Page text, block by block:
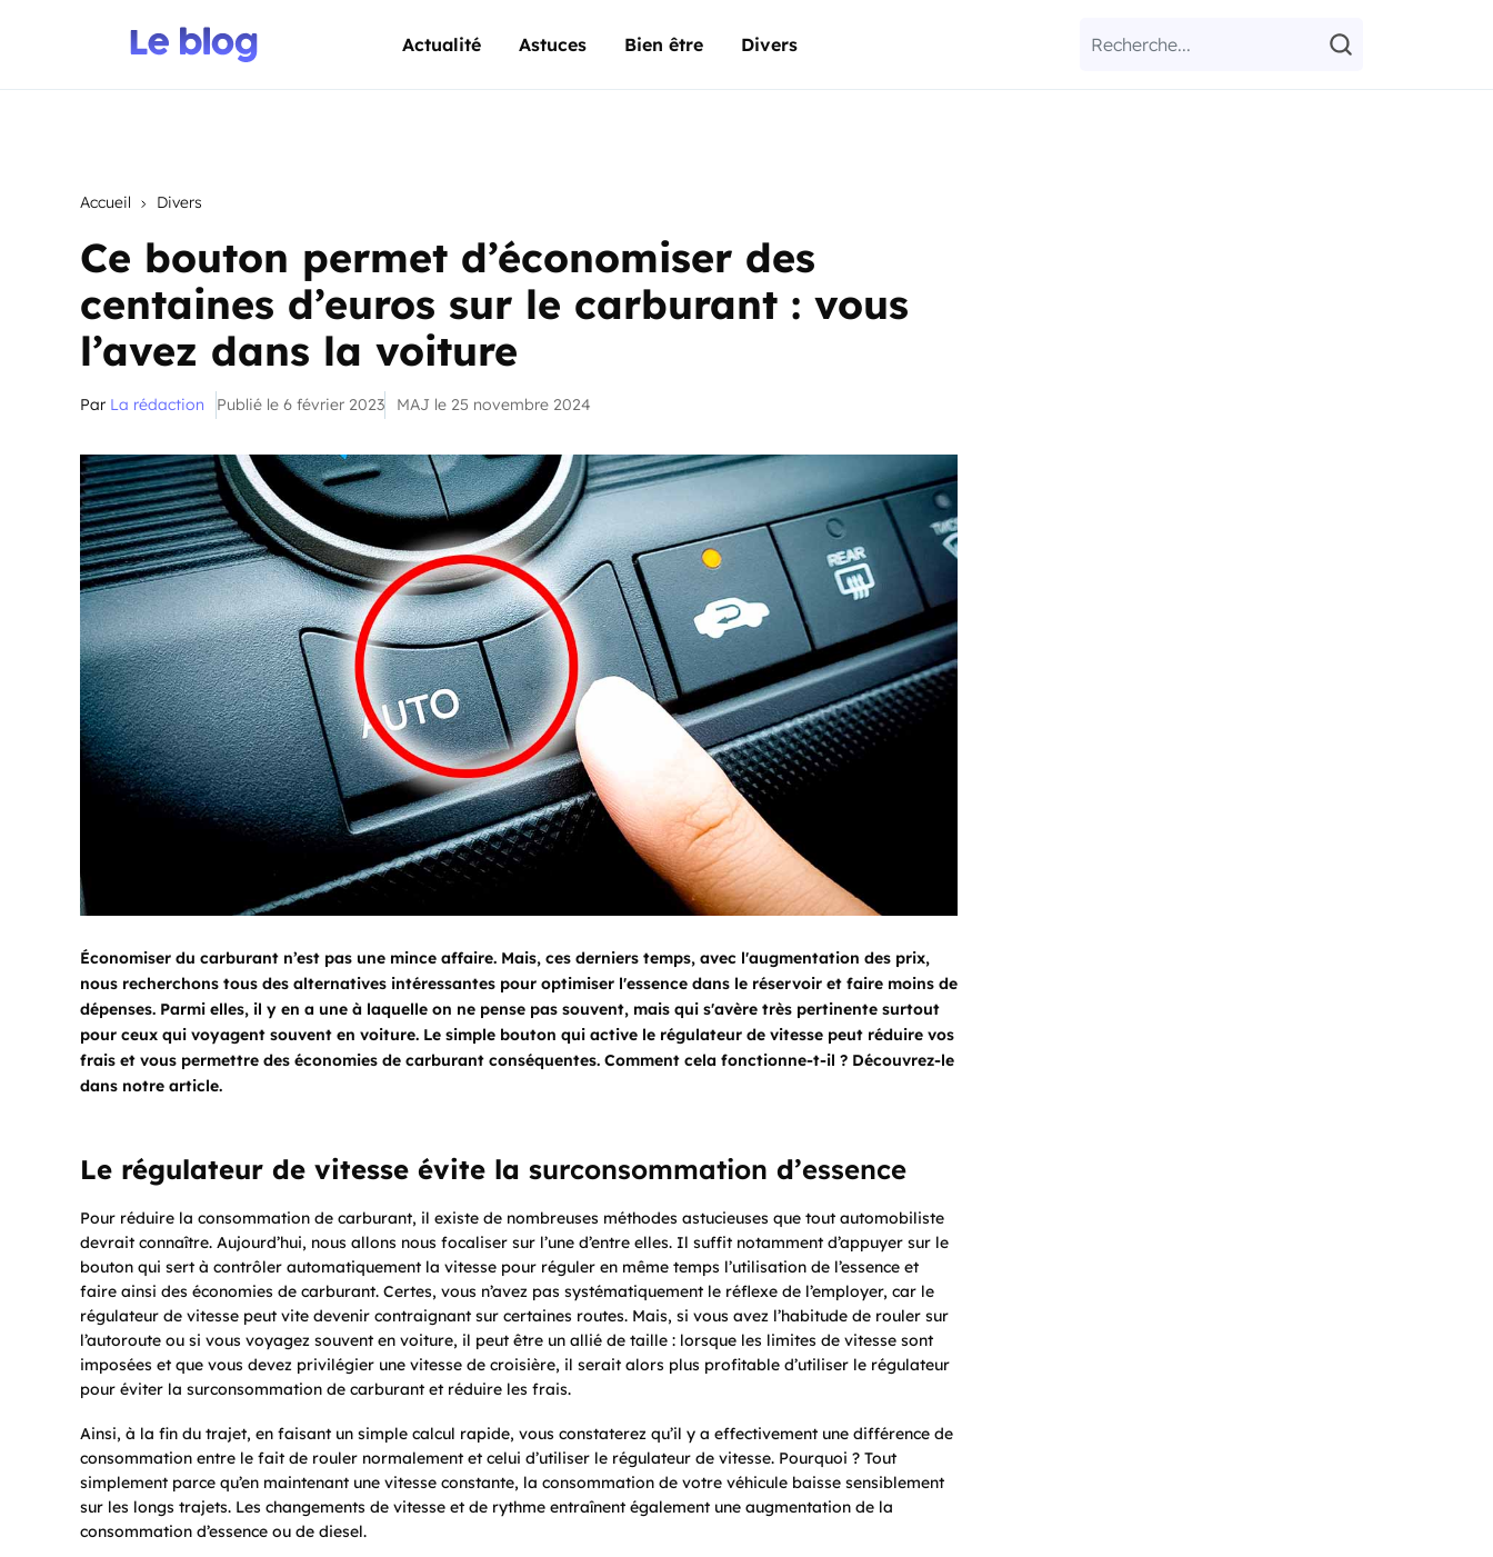
Actualité Astuces Bien être Divers
Accueil Divers
Ce bouton permet d’économiser des
centaines d’euros sur le carburant : vous
l’avez dans la voiture
Par La rédaction Publié le 6 février 2023 MAJ le 25 novembre 2024
Économiser du carburant n’est pas une mince affaire. Mais, ces derniers temps, avec l'augmentation des prix,
nous recherchons tous des alternatives intéressantes pour optimiser l'essence dans le réservoir et faire moins de
dépenses. Parmi elles, il y en a une à laquelle on ne pense pas souvent, mais qui s'avère très pertinente surtout
pour ceux qui voyagent souvent en voiture. Le simple bouton qui active le régulateur de vitesse peut réduire vos
frais et vous permettre des économies de carburant conséquentes. Comment cela fonctionne-t-il ? Découvrez-le
dans notre article.
Le régulateur de vitesse évite la surconsommation d’essence
Pour réduire la consommation de carburant, il existe de nombreuses méthodes astucieuses que tout automobiliste
devrait connaître. Aujourd’hui, nous allons nous focaliser sur l’une d’entre elles. Il suffit notamment d’appuyer sur le
bouton qui sert à contrôler automatiquement la vitesse pour réguler en même temps l’utilisation de l’essence et
faire ainsi des économies de carburant. Certes, vous n’avez pas systématiquement le réflexe de l’employer, car le
régulateur de vitesse peut vite devenir contraignant sur certaines routes. Mais, si vous avez l’habitude de rouler sur
l’autoroute ou si vous voyagez souvent en voiture, il peut être un allié de taille : lorsque les limites de vitesse sont
imposées et que vous devez privilégier une vitesse de croisière, il serait alors plus profitable d’utiliser le régulateur
pour éviter la surconsommation de carburant et réduire les frais.
Ainsi, à la fin du trajet, en faisant un simple calcul rapide, vous constaterez qu’il y a effectivement une différence de
consommation entre le fait de rouler normalement et celui d’utiliser le régulateur de vitesse. Pourquoi ? Tout
simplement parce qu’en maintenant une vitesse constante, la consommation de votre véhicule baisse sensiblement
sur les longs trajets. Les changements de vitesse et de rythme entraînent également une augmentation de la
consommation d’essence ou de diesel.